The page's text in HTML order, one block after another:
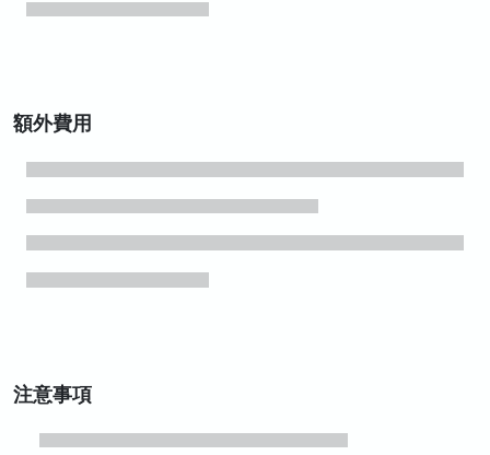
額外費用
注意事項